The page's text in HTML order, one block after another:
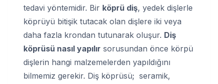
tedavi yöntemidir. Bir köprü diş, yedek dişlerle
köprüyü bitişik tutacak olan dişlere iki veya
daha fazla krondan tutunarak oluşur. Diş
köprüsü nasıl yapılır sorusundan önce körpü
dişlerin hangi malzemelerden yapıldığını
bilmemiz gerekir. Diş köprüsü; seramik,